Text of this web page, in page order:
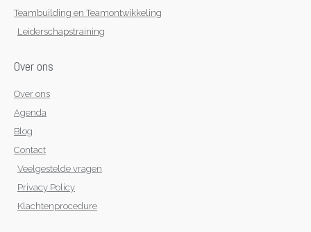
Teambuilding en Teamontwikkeling
Leiderschapstraining
Over ons
Over ons
Agenda
Blog
Contact
Veelgestelde vragen
Privacy Policy
Klachtenprocedure